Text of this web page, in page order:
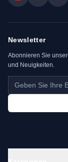
Newsletter
Abonnieren Sie
und Neuigkeiten.